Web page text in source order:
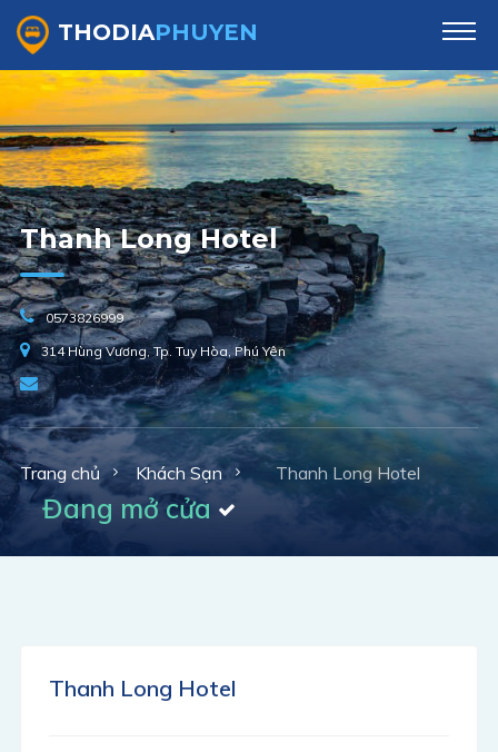
THODIAPHUYEN
Thanh Long Hotel
0573826999
314 Hùng Vương, Tp. Tuy Hòa, Phú Yên
Trang chủ Khách Sạn Thanh Long Hotel
Đang mở cửa
Thanh Long Hotel